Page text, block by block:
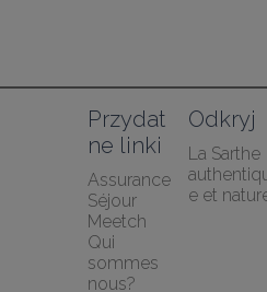
Przydat
ne linki
Assurance
Séjour
Meetch
Qui
sommes
nous?
Odkryj
La Sarthe
e et